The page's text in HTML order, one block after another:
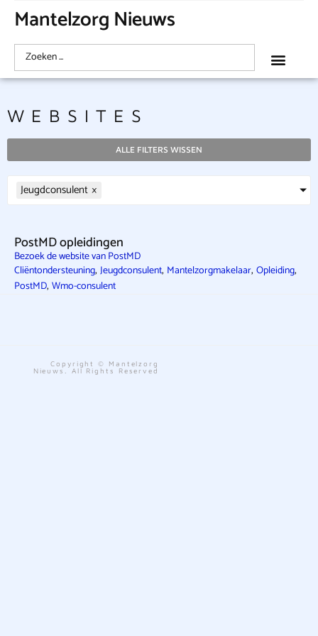
Mantelzorg Nieuws
WEBSITES
ALLE FILTERS WISSEN
Jeugdconsulent ×
PostMD opleidingen
Bezoek de website van PostMD
Cliëntondersteuning, Jeugdconsulent, Mantelzorgmakelaar, Opleiding,
PostMD, Wmo-consulent
Copyright © Mantelzorg
Nieuws. All Rights Reserved